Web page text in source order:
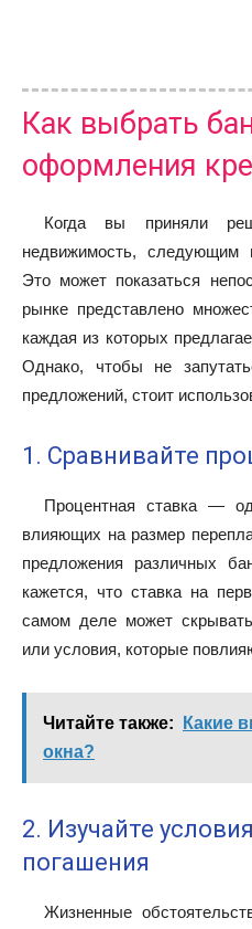
Как выбрать
оформления
Когда вы приняли
недвижимость,
Это может показаться
рынке представлено
каждая из которых
Однако, чтобы не
предложений, стоит
1. Сравнивайте
Процентная ставка —
влияющих на размер
предложения различных
кажется, что ставка на
самом деле может
или условия, которые
Читайте также:
Какие
окна?
2. Изучайте
погашения
Жизненные